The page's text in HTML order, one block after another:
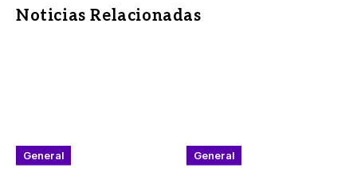
Noticias Relacionadas
General General